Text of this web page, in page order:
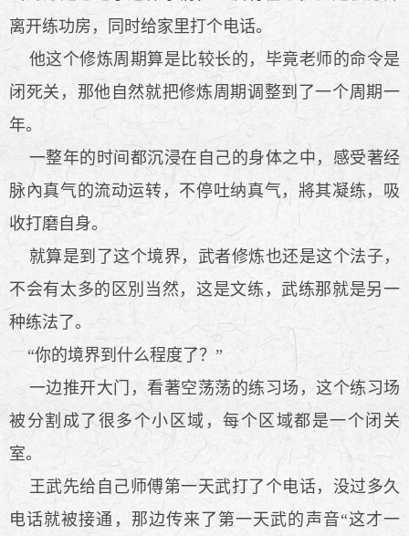
离开练功房，同时给家里打个电话。
他这个修炼周期算是比较长的，毕竟老师的命令是
闭死关，那他自然就把修炼周期调整到了一个周期一
年。
一整年的时间都沉浸在自己的身体之中，感受著经
脉內真气的流动运转，不停吐纳真气，將其凝练，吸
收打磨自身。
就算是到了这个境界，武者修炼也还是这个法子，
不会有太多的区別当然，这是文练，武练那就是另一
种练法了。
“你的境界到什么程度了？”
一边推开大门，看著空荡荡的练习场，这个练习场
被分割成了很多个小区域，每个区域都是一个闭关
室。
王武先给自己师傅第一天武打了个电话，没过多久
电话就被接通，那边传来了第一天武的声音“这才一